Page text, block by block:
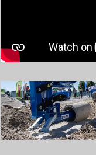
Show larger version